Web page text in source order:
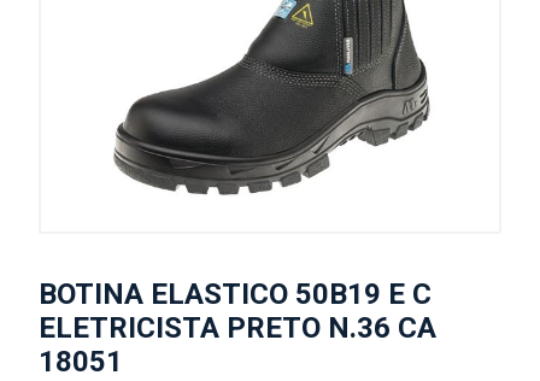
BOTINA ELASTICO 50B19 E C
ELETRICISTA PRETO N.36 CA
18051